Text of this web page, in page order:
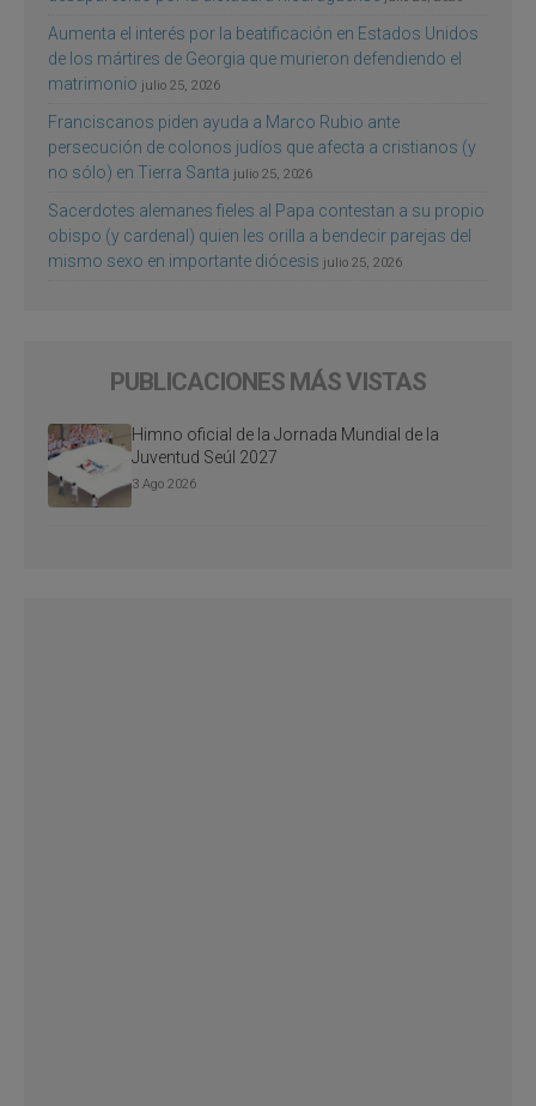
Aumenta el interés por la beatificación en Estados Unidos
de los mártires de Georgia que murieron defendiendo el
matrimonio julio 25, 2026
Franciscanos piden ayuda a Marco Rubio ante
persecución de colonos judíos que afecta a cristianos (y
no sólo) en Tierra Santa julio 25, 2026
Sacerdotes alemanes fieles al Papa contestan a su propio
obispo (y cardenal) quien les orilla a bendecir parejas del
mismo sexo en importante diócesis julio 25, 2026
PUBLICACIONES MÁS VISTAS
Himno oficial de la Jornada Mundial de la
Juventud Seúl 2027
3 Ago 2026